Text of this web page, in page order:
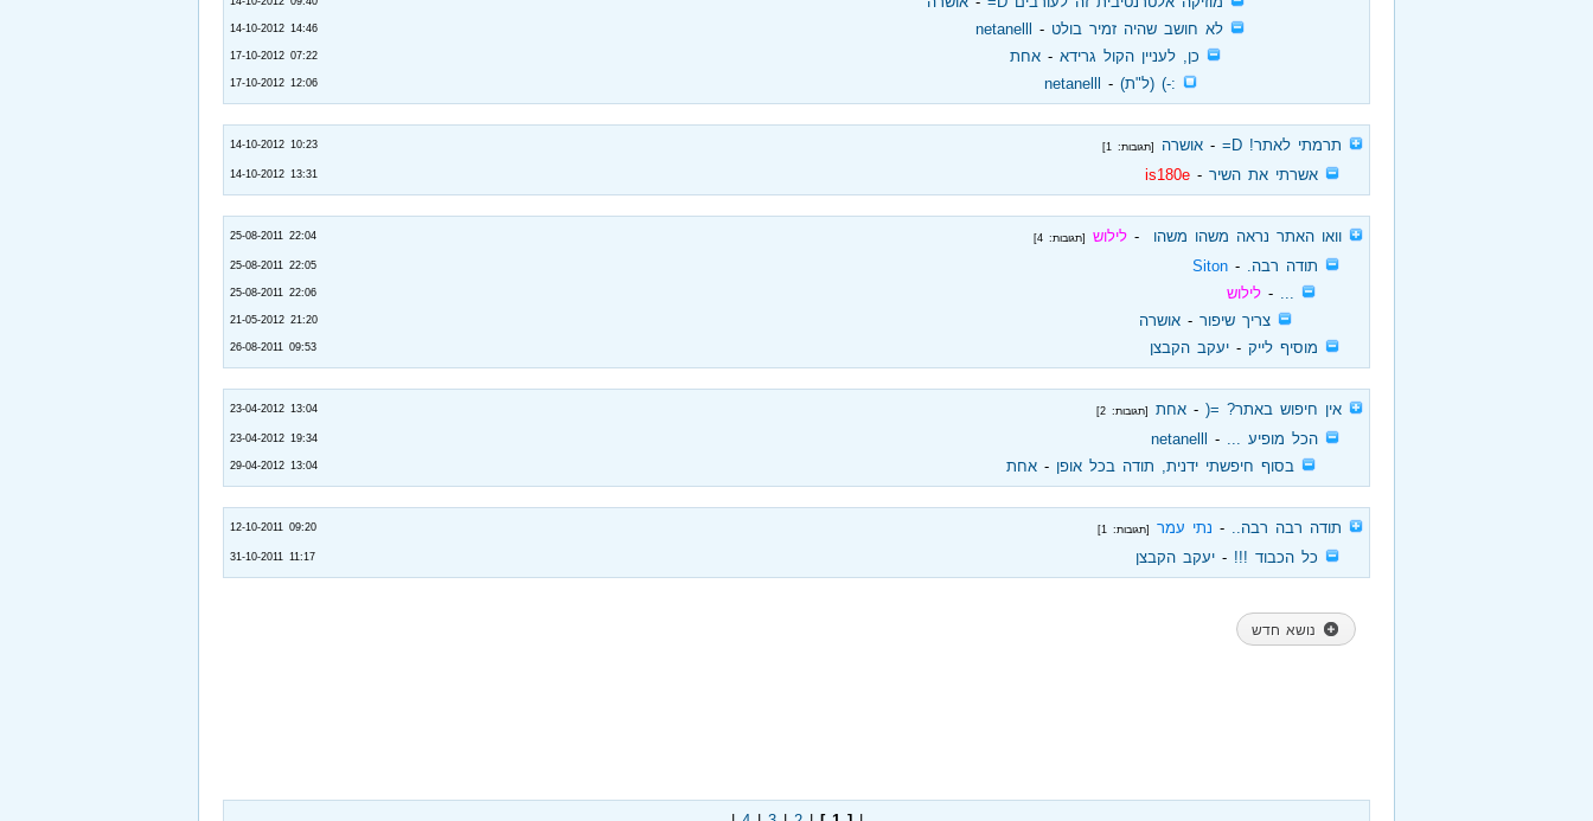
לא חושב שהיה זמיר בולט ‏ - ‏
netanelll
14-10-2012 14:46
כן, לעניין הקול גרידא ‏ - ‏ אחת 17-10-2012 07:22
:-) (ל"ת) ‏ - ‏
netanelll
17-10-2012 12:06
תרמתי לאתר! D= ‏ - ‏ אושרה [תגובות: 1] 14-10-2012 10:23
אשרתי את השיר ‏ - ‏
is180e
14-10-2012 13:31
וואו האתר נראה משהו משהו ‏ - ‏ לילוש [תגובות: 4] 25-08-2011 22:04
תודה רבה. ‏ - ‏
Siton
25-08-2011 22:05
...
‏ - ‏ לילוש 25-08-2011 22:06
צריך שיפור ‏ - ‏ אושרה 21-05-2012 21:20
מוסיף לייק ‏ - ‏ יעקב הקבצן 26-08-2011 09:53
אין חיפוש באתר? =( ‏ - ‏ אחת [תגובות: 2] 23-04-2012 13:04
הכל מופיע ... ‏ - ‏
netanelll
23-04-2012 19:34
בסוף חיפשתי ידנית, תודה בכל אופן ‏ - ‏ אחת 29-04-2012 13:04
תודה רבה רבה.. ‏ - ‏ נתי עמר [תגובות: 1] 12-10-2011 09:20
כל הכבוד !!! ‏ - ‏ יעקב הקבצן 31-10-2011 11:17
נושא חדש